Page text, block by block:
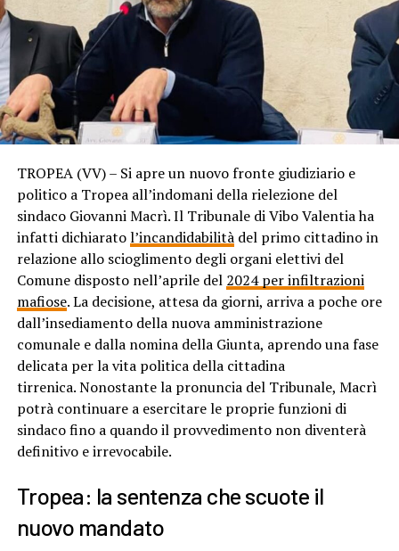
TROPEA (VV) – Si apre un nuovo fronte giudiziario e
politico a Tropea all’indomani della rielezione del
sindaco Giovanni Macrì. Il Tribunale di Vibo Valentia ha
infatti dichiaratol’incandidabilitàdel primo cittadino in
relazione allo scioglimento degli organi elettivi del
Comune disposto nell’aprile del 2024 per infiltrazioni
mafiose. La decisione, attesa da giorni, arriva a poche ore
dall’insediamento della nuova amministrazione
comunale e dalla nomina della Giunta, aprendo una fase
delicata per la vita politica della cittadina
tirrenica. Nonostante la pronuncia del Tribunale, Macrì
potrà continuare a esercitare le proprie funzioni di
sindaco fino a quando il provvedimento non diventerà
definitivo e irrevocabile.
Tropea: la sentenza che scuote il
nuovo mandato